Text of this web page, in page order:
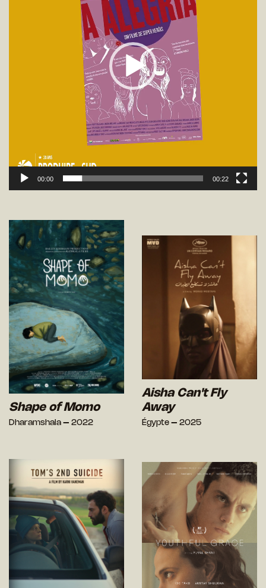
00:00 00:22
Shape of Momo
Dharamshala – 2022
Aisha Can't Fly
Away
Égypte – 2025